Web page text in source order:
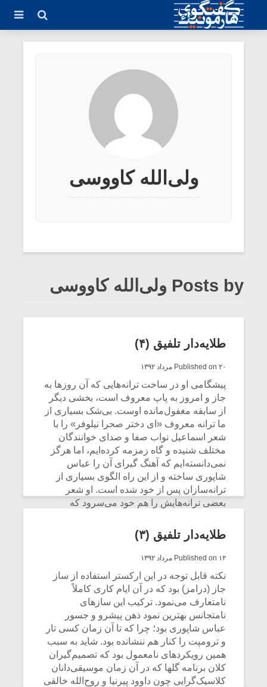
ولی‌الله کاووسی
Posts by ولی‌الله کاووسی
طلایه‌دار تلفیق (۴)
Published on ۲۰ مرداد ۱۳۹۲
پیشگامی او در ساخت ترانه‌هایی که آن روزها به
جاز و امروز به پاپ معروف است، بخشی دیگر
از سابقه مغفول‌مانده اوست. بی‌شک بسیاری از
ما ترانه معروف «ای دختر صحرا نیلوفر» را با
شعر اسماعیل نواب صفا و صدای خوانندگان
مختلف شنیده و گاه زمزمه کرده‌ایم، اما هرگز
نمی‌دانسته‌ایم که آهنگ گیرای آن را عباس
شاپوری ساخته و از این راه الگوی بسیاری از
ترانه‌سازان پس از خود شده است. او شعر
بعضی ترانه‌هایش را هم خود می‌سرود که
CONTINUE READING
طلایه‌دار تلفیق (۳)
Published on ۱۲ مرداد ۱۳۹۲
نکته قابل توجه در این ارکستر استفاده از ساز
جاز (درامز) بود که در آن ایام کاری کاملاً
نامتعارف می‌نمود. ترکیب این سازهای
نامتجانس بهترین نمود ذهن پیشرو و جسور
عباس شاپوری بود؛ چرا که تا آن زمان کسی تار
و ترومپت را کنار هم ننشانده بود. شاید به سبب
همین رویکردهای نامعمول بود که تصمیم‌گیران
کلان برنامه گلها که در آن زمان موسیقی‌دانان
کلاسیک‌گرایی چون داوود پیرنیا و روح‌الله خالقی